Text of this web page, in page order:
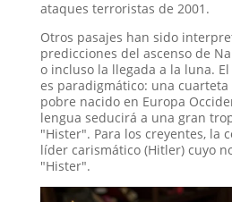
ataques terroristas de 2001 .
Otros pasajes han sido
predicciones del ascenso de
o incluso la llegada a la luna.
es paradigmático: una
pobre nacido en Europa
lengua seducirá a una gran
"Hister". Para los creyentes, la
líder carismático (Hitler) cuyo
"Hister".